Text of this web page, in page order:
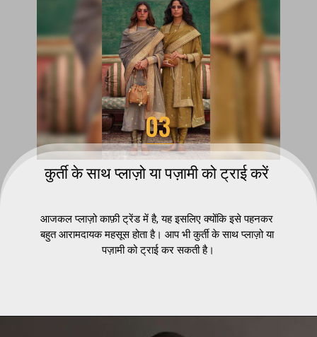
कुर्ती के साथ प्लाज़ो या पज़ामी को ट्राई करें
आजकल प्लाज़ो काफ़ी ट्रेंड में है, यह इसलिए क्योंकि इसे पहनकर
बहुत आरामदायक महसूस होता है। आप भी कुर्ती के साथ प्लाज़ो या
पज़ामी को ट्राई कर सकती है।
03